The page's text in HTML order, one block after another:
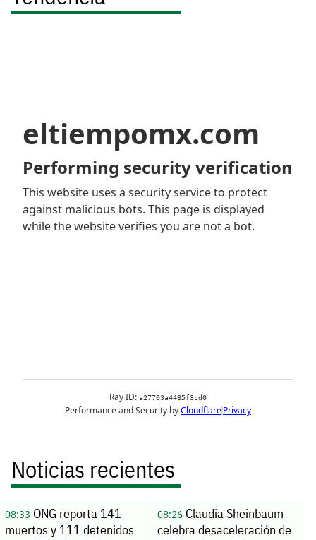
Noticias recientes
08:33 ONG reporta 141
muertos y 111 detenidos
08:26Claudia Sheinbaum
celebra desaceleración de